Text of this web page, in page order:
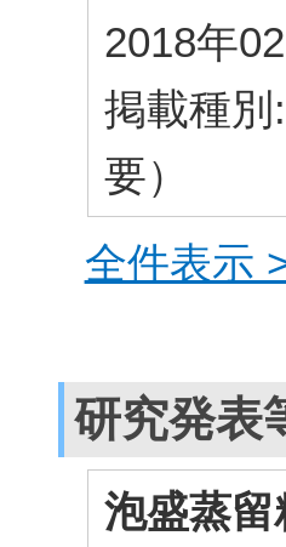
2018年
掲載種
要）
全件表示
研究発表
泡盛蒸